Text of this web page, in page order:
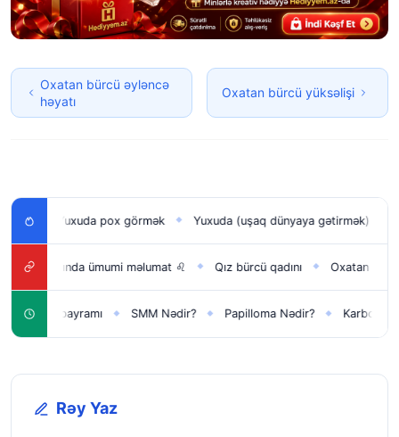
Oxatan bürcü əyləncə
həyatı
Oxatan bürcü yüksəlişi
◆ Yuxuda pox görmək ◆ Yuxuda (uşaq dünyaya gətirmək)
haqqında ümumi məlumat ♌ ◆ Qız bürcü qadını ◆ Oxatan bürcü iş
Yeni il bayramı ◆ SMM Nədir? ◆ Papilloma Nədir? ◆ Karbonat
Rəy Yaz